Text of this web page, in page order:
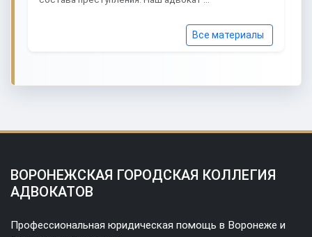
Все материалы
ВОРОНЕЖСКАЯ ГОРОДСКАЯ КОЛЛЕГИЯ
АДВОКАТОВ
Профессиональная юридическая помощь в Воронеже и